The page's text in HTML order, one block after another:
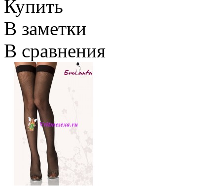
Купить
В заметки
В сравнения